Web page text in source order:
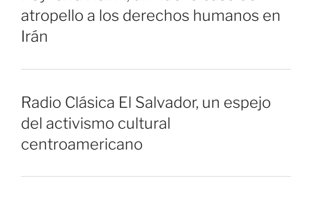
atropello a los derechos humanos en
Irán
Radio Clásica El Salvador, un espejo
del activismo cultural
centroamericano